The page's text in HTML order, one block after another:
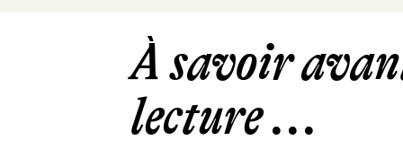
À savoir
lecture ...